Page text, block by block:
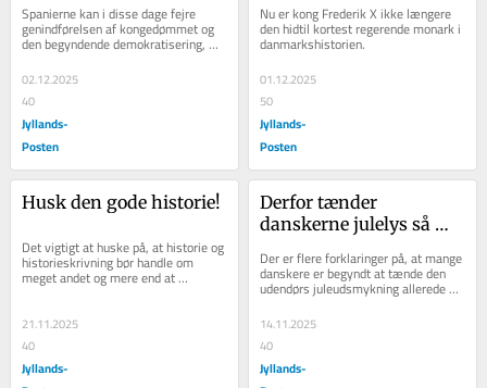
Spanierne kan i disse dage fejre
genindførelsen af kongedømmet og
den begyndende demokratisering,
som fandt sted efter diktatoren
Francos død i 1975.
02.12.2025
40
Jyllands-
Posten
Hemming
Nu er kong Frederik X ikke længere
den hidtil kortest regerende monark i
danmarkshistorien.
01.12.2025
50
Jyllands-
Posten
Husk den gode historie!
Det vigtigt at huske på, at historie og
historieskrivning bør handle om
meget andet og mere end at
udpensle, hvordan soldater er blevet
21.11.2025
40
Jyllands-
Derfor tænder
danskerne julelys så
Der er flere forklaringer på, at mange
danskere er begyndt at tænde den
udendørs juleudsmykning allerede
her i begyndelsen af november.
14.11.2025
40
Jyllands-